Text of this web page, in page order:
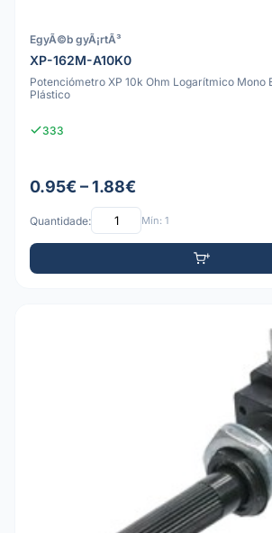
EgyÃ©b gyÃ¡rtÃ³
XP-162M-A10K0
Potenciómetro XP 10k Ohm Logarítmico Mono
Plástico
333
0.95€ – 1.88€
Quantidade: Mín: 1